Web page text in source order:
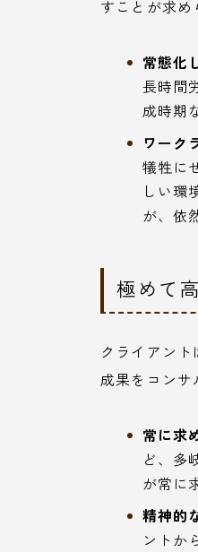
すことが求め
常態化
長時間
成時期
ワーク
犠牲に
しい環
が、依
極めて
クライアン
成果をコンサ
常に求
ど、多
が常に
精神的
ントか